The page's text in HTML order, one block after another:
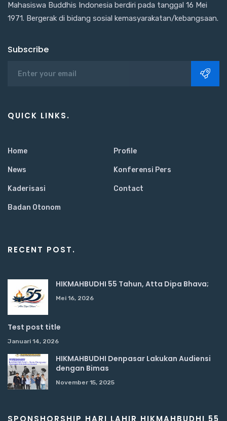
Mahasiswa Buddhis Indonesia berdiri pada tanggal 16 Mei
1971. Bergerak di bidang sosial kemasyarakatan/kebangsaan.
Subscribe
QUICK LINKS.
Home Profile
News Konferensi Pers
Kaderisasi Contact
Badan Otonom
RECENT POST.
HIKMAHBUDHI 55 Tahun, Atta Dipa Bhava;
Mei 16, 2026
Test post title
Januari 14, 2026
HIKMAHBUDHI Denpasar Lakukan Audiensi
dengan Bimas
November 15, 2025
SPONSHORSHIP HARI LAHIR HIKMAHBUDHI 55